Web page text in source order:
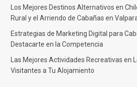
Los Mejores Destinos Alternativos en
Rural y el Arriendo de Cabañas en
Estrategias de Marketing Digital para
Destacarte en la Competencia
Las Mejores Actividades Recreativas en
Visitantes a Tu Alojamiento